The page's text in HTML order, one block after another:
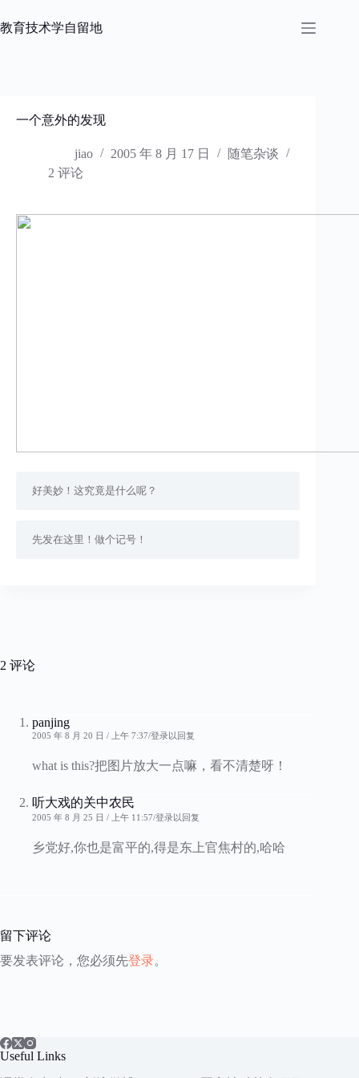
过
教育技术学自留地
一个意外的发现
jiao 2005 年 8 月 17 日
随笔杂谈
2 评论
好美妙！这究竟是什么呢？
先发在这里！做个记号！
2 评论
panjing
2005 年 8 月 20 日 / 上午 7:37 登录以回复
what is this?把图片放大一点嘛，看不清楚呀！
听大戏的关中农民
2005 年 8 月 25 日 / 上午 11:57 登录以回复
乡党好,你也是富平的,得是东上官焦村的,哈哈
留下评论
要发表评论，您必须先登录。
Useful Links